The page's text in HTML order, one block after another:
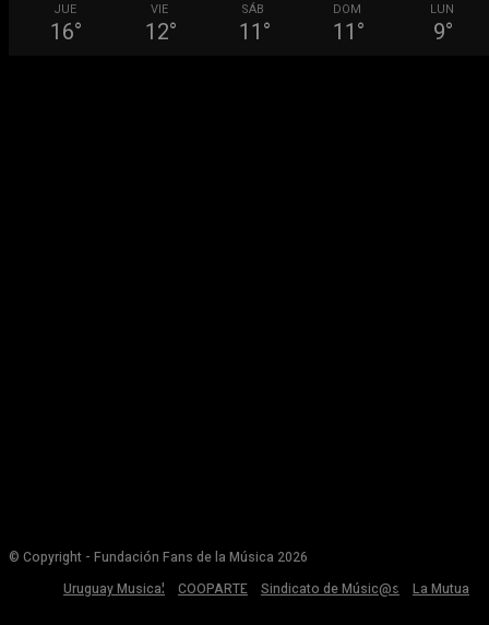
JUE
16°
VIE
12°
SÁB
11 °
DOM
11 °
LUN
9°
© Copyright - Fundación Fans de la Música 2026
Uruguay Musical
COOPARTE Sindicato de Músic@s La Mutua